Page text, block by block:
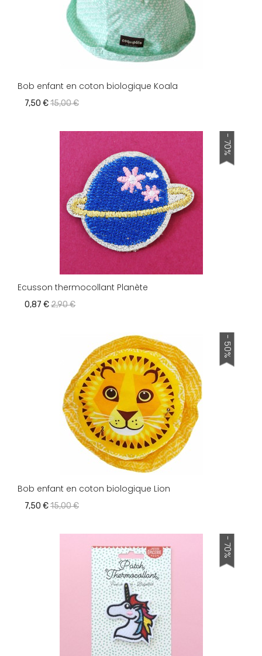
Bob enfant en coton biologique Koala
7,50 €15,00 €
- 70%
Ecusson thermocollant Planète
0,87 €2,90 €
- 50%
Bob enfant en coton biologique Lion
7,50 €15,00 €
- 70%